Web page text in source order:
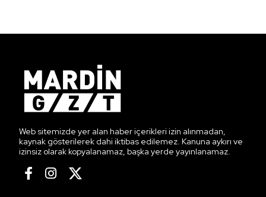
Web sitemizde yer alan haber içerikleri izin alınmadan,
kaynak gösterilerek dahi iktibas edilemez. Kanuna aykırı ve
izinsiz olarak kopyalanamaz, başka yerde yayınlanamaz.